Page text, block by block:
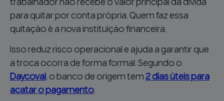
para quitar por conta própria. Quem faz essa
quitação é a nova instituição financeira.
Isso reduz risco operacional e ajuda a garantir que
a troca ocorra de forma formal. Segundo o
Daycoval, o banco de origem tem2 dias úteis para
acatar o pagamento.